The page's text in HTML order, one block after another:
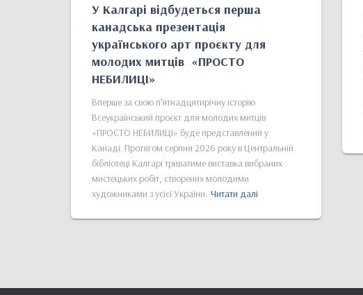
У Калгарі відбудеться перша
канадська презентація
українського арт проєкту для
молодих митців «ПРОСТО
НЕБИЛИЦІ»
Вперше за свою п’ятнадцятирічну історію
Всеукраїнський проєкт для молодих митців
«ПРОСТО НЕБИЛИЦІ» буде представлений у
Канаді. Протягом серпня 2026 року в Центральній
бібліотеці Калгарі триватиме виставка вибраних
мистецьких робіт, створених молодими
художниками з усієї України. Читати далі